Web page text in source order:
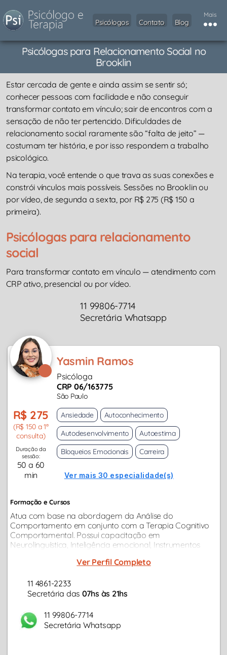
Psicólogos Contato Blog
Mais
Psicólogas para Relacionamento Social no
Brooklin
Estar cercada de gente e ainda assim se sentir só;
conhecer pessoas com facilidade e não conseguir
transformar contato em vínculo; sair de encontros com a
sensação de não ter pertencido. Dificuldades de
relacionamento social raramente são “falta de jeito” —
costumam ter história, e por isso respondem a trabalho
psicológico.
Na terapia, você entende o que trava as suas conexões e
constrói vínculos mais possíveis. Sessões no Brooklin ou
por vídeo, de segunda a sexta, por R$ 275 (R$ 150 a
primeira).
Psicólogas para relacionamento
social
Para transformar contato em vínculo — atendimento com
CRP ativo, presencial ou por vídeo.
11 99806-7714
Secretária Whatsapp
Yasmin Ramos
Psicóloga
CRP 06/163775
São Paulo
R$ 275
(R$ 150 a 1ª
consulta)
Duração da
sessão:
50 a 60
min
Ansiedade
Autoconhecimento
Autodesenvolvimento
Autoestima
Bloqueios Emocionais
Carreira
Ver mais 30 especialidade(s)
Formação e Cursos
Atua com base na abordagem da Análise do
Comportamento em conjunto com a Terapia Cognitivo
Comportamental. Possui capacitação em
Neurolinguística, Inteligência emocional, Instrumentos
diversos cursos de extensão e aprimoramento...
Ver Perfil Completo
11 4861-2233
Secretária das 07hs às 21hs
11 99806-7714
Secretária Whatsapp